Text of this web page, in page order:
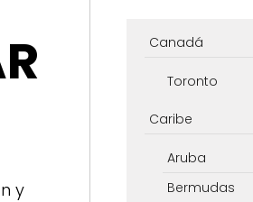
y
Canadá
Toronto
Caribe
Aruba
Bermudas